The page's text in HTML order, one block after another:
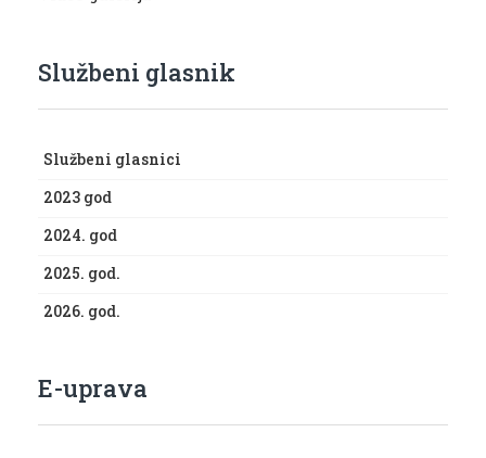
Službeni glasnik
Službeni glasnici
2023 god
2024. god
2025. god.
2026. god.
E-uprava